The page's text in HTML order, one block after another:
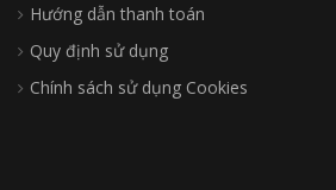
Hướng dẫn thanh toán
Quy định sử dụng
Chính sách sử dụng Cookies